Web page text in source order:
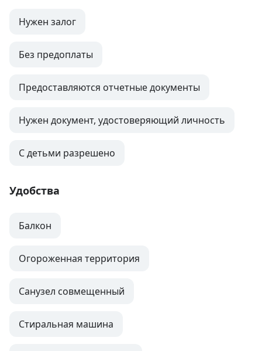
Нужен залог
Без предоплаты
Предоставляются отчетные документы
Нужен документ, удостоверяющий личность
С детьми разрешено
Удобства
Балкон
Огороженная территория
Санузел совмещенный
Стиральная машина